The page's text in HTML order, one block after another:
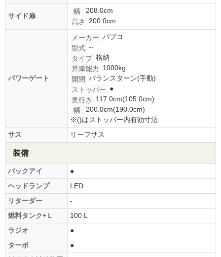
サイド扉
幅
208.0cm
高さ
200.0cm
パワーゲート
メーカー パブコ
型式 --
タイプ 格納
昇降能力
1000kg
開閉 バランスターン(手動)
ストッパー ●
奥行き
117.0cm(105.0cm)
幅
200.0cm(190.0cm)
※()はストッパー内有効寸法
サス
リーフサス
装備
バックアイ
●
ヘッドランプ
LED
リターダー
-
燃料タンク+Ｌ
100 L
ラジオ
●
ターボ
●